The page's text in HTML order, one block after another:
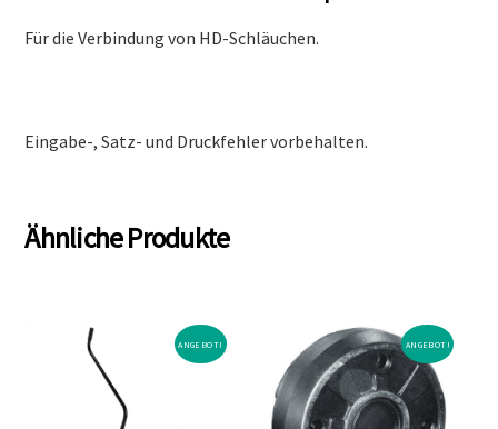
Für die Verbindung von HD-Schläuchen.
Eingabe-, Satz- und Druckfehler vorbehalten.
Ähnliche Produkte
ANGEBOT! ANGEBOT!